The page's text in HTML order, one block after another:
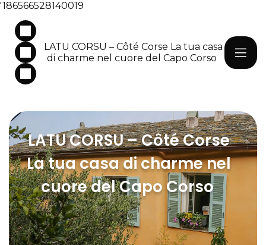
'186566528140019
LATU CORSU – Côté Corse La tua casa
di charme nel cuore del Capo Corso
LATU CORSU – Côté Corse
La tua casa di charme nel
cuore del Capo Corso